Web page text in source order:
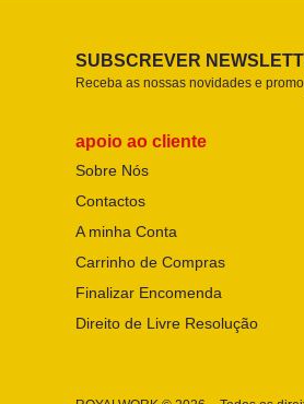
SUBSCREVER
Receba as nossas novidades e
apoio ao cliente
Sobre Nós
Contactos
A minha Conta
Carrinho de Compras
Finalizar Encomenda
Direito de Livre Resolução